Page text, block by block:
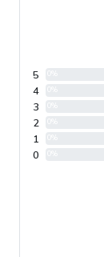
5
4
3
2
1
0